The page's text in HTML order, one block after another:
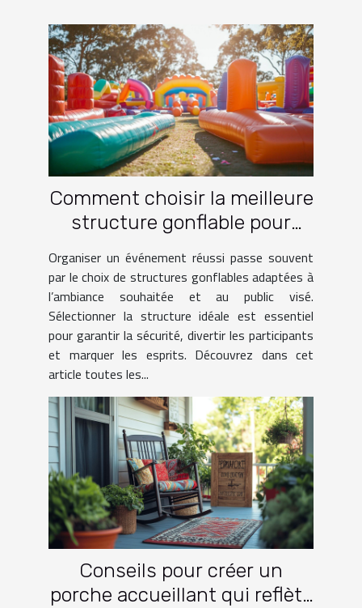
Comment choisir la meilleure
structure gonflable pour
votre événement ?
Organiser un événement réussi passe souvent
par le choix de structures gonflables adaptées à
l’ambiance souhaitée et au public visé.
Sélectionner la structure idéale est essentiel
pour garantir la sécurité, divertir les participants
et marquer les esprits. Découvrez dans cet
article toutes les...
Conseils pour créer un
porche accueillant qui reflète